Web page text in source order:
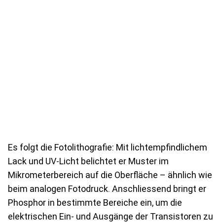
Es folgt die Fotolithografie: Mit lichtempfindlichem
Lack und UV-Licht belichtet er Muster im
Mikrometerbereich auf die Oberfläche – ähnlich wie
beim analogen Fotodruck. Anschliessend bringt er
Phosphor in bestimmte Bereiche ein, um die
elektrischen Ein- und Ausgänge der Transistoren zu